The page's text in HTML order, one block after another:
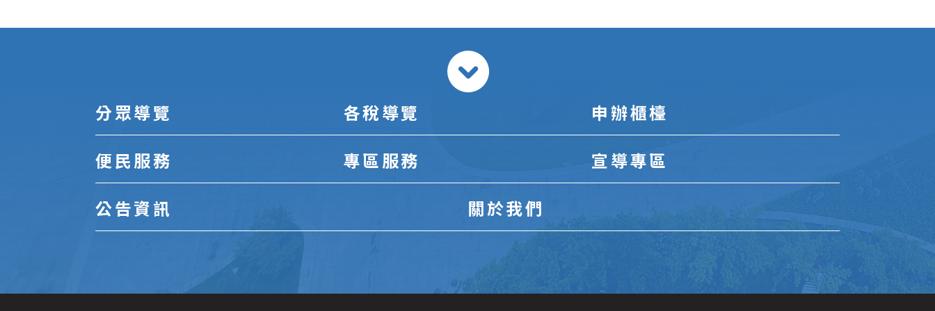
分眾導覽 各稅導覽 申辦櫃檯
便民服務 專區服務 宣導專區
公告資訊 關於我們